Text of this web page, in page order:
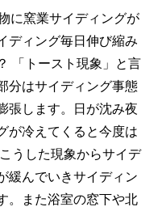
に窯業サイディングが
ディング毎日伸び縮み
「トースト現象」と言
分はサイディング事態
張します。日が沈み夜
が冷えてくると今度は
うした現象からサイデ
緩んでいきサイディン
。また浴室の窓下や北